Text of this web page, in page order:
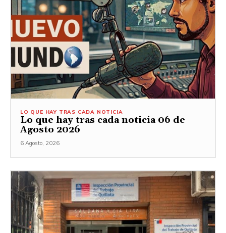
LO QUE HAY TRAS CADA NOTICIA
Lo que hay tras cada noticia 06 de
Agosto 2026
6 Agosto, 2026